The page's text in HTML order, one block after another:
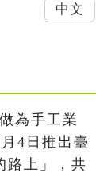
為手工業
4日推出臺
路上」，共